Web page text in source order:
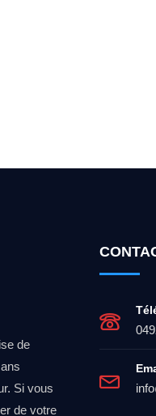
de
Si vous
de votre